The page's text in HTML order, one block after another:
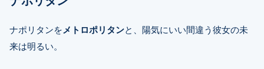
ナポリタンをメトロポリタンと、陽気にいい間違う彼女の未
来は明るい。